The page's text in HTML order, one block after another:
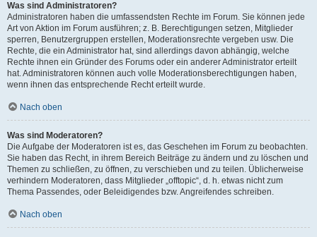
Was sind Administratoren?
Administratoren haben die umfassendsten Rechte im Forum. Sie können jede
Art von Aktion im Forum ausführen; z. B. Berechtigungen setzen, Mitglieder
sperren, Benutzergruppen erstellen, Moderationsrechte vergeben usw. Die
Rechte, die ein Administrator hat, sind allerdings davon abhängig, welche
Rechte ihnen ein Gründer des Forums oder ein anderer Administrator erteilt
hat. Administratoren können auch volle Moderationsberechtigungen haben,
wenn ihnen das entsprechende Recht erteilt wurde.
Nach oben
Was sind Moderatoren?
Die Aufgabe der Moderatoren ist es, das Geschehen im Forum zu beobachten.
Sie haben das Recht, in ihrem Bereich Beiträge zu ändern und zu löschen und
Themen zu schließen, zu öffnen, zu verschieben und zu teilen. Üblicherweise
verhindern Moderatoren, dass Mitglieder „offtopic“, d. h. etwas nicht zum
Thema Passendes, oder Beleidigendes bzw. Angreifendes schreiben.
Nach oben